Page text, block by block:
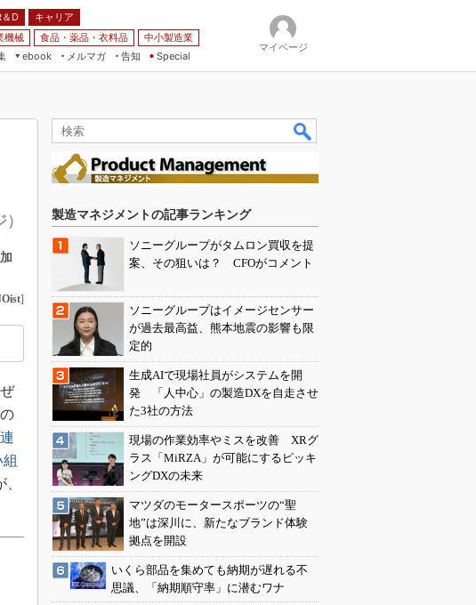
＆D
キャリア
機械 食品・薬品・衣料品
中小製造業
ebook
メルマガ
告知 Special
マイページ
]
製造マネジメントの記事ランキング
ソニーグループがタムロン買収を提
案、その狙いは？ CFOがコメント
ソニーグループはイメージセンサー
が過去最高益、熊本地震の影響も限
定的
生成AIで現場社員がシステムを開
発 「人中心」の製造DXを自走させ
た3社の方法
現場の作業効率やミスを改善 XRグ
ラス「MiRZA」が可能にするピッキ
ングDXの未来
マツダのモータースポーツの“聖
地”は深川に、新たなブランド体験
拠点を開設
いくら部品を集めても納期が遅れる不
思議、「納期順守率」に潜むワナ